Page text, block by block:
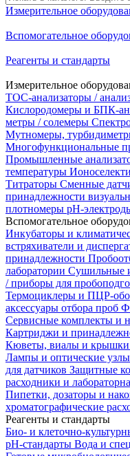
Измерительное
Вспомогательное
Реагенты и стандарты
Измерительное
TOC-анализаторы /
Кислородомеры и БПК-
метры / солемеры
Мутномеры,
Многофункциональные
Промышленные
температуры
Титраторы Сменные
принадлежности
плотномеры pH-
Вспомогательное
Инкубаторы и
встряхиватели и
принадлежности
лаборатории Сушильные
/ приборы для
Термоциклеры и ПЦР-
аксессуары отбора проб
Сервисные комплекты и
Картриджи и
Кюветы, виалы и крышки
Лампы и оптические узлы
для датчиков Защитные
расходники и
Пипетки, дозаторы и
хроматографические
Реагенты и стандарты
Био- и клеточно-
pH-стандарты Вода и